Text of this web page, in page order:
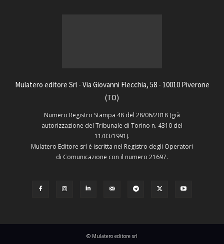
Mulatero editore Srl - Via Giovanni Flecchia, 58 - 10010 Piverone
(TO)
Numero Registro Stampa 48 del 28/06/2018 (già
autorizzazione del Tribunale di Torino n. 4310 del
11/03/1991).
Mulatero Editore srl è iscritta nel Registro degli Operatori
di Comunicazione con il numero 21697.
© Mulatero editore srl